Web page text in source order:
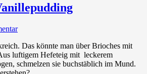
Das könnte man über Brioches mit
luftigem Hefeteig mit leckerem
schmelzen sie buchstäblich im Mund.